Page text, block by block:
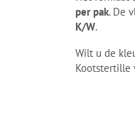
per pak. De
K/W.
Wilt u de
Kootstertille